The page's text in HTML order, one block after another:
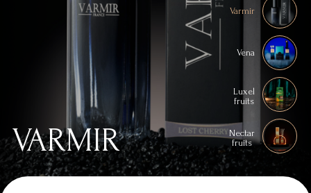
VARMIR
Luxel
fruits
Varmir
Vena
Nectar
fruits